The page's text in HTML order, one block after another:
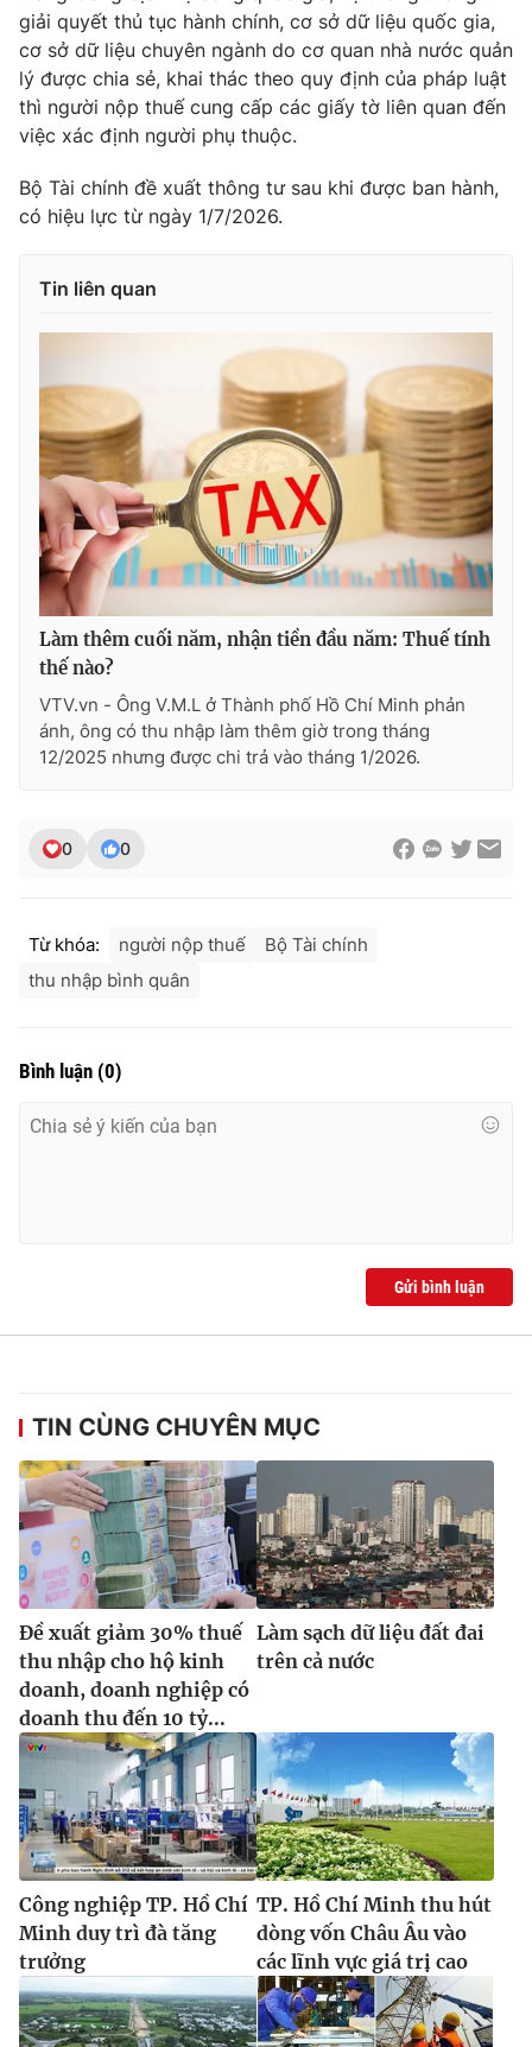
Ðiện thoại Thời báo VTV:
024.66 897 897
Email: toasoan@vtv.vn
Liên hệ quảng cáo:024-7300.7108
® Cấm sao chép dưới mọi hình thức nếu không có sự chấp
thuận bằng văn bản. Ghi rõ nguồn VTV.vn khi phát hành lại
thông tin từ website này.
giải quyết thủ tục hành chính, cơ sở dữ liệu quốc gia,
cơ sở dữ liệu chuyên ngành do cơ quan nhà nước quản
lý được chia sẻ, khai thác theo quy định của pháp luật
thì người nộp thuế cung cấp các giấy tờ liên quan đến
việc xác định người phụ thuộc.
Bộ Tài chính đề xuất thông tư sau khi được ban hành,
có hiệu lực từ ngày 1/7/2026.
Tin liên quan
Làm thêm cuối năm, nhận tiền đầu năm: Thuế tính
thế nào?
VTV.vn - Ông V.M.L ở Thành phố Hồ Chí Minh phản
ánh, ông có thu nhập làm thêm giờ trong tháng
12/2025 nhưng được chi trả vào tháng 1/2026.
0 0
Từ khóa: người nộp thuế
Bộ Tài chính
thu nhập bình quân
Bình luận (0)
Gửi bình luận
TIN CÙNG CHUYÊN MỤC
Đề xuất giảm 30% thuế
thu nhập cho hộ kinh
doanh, doanh nghiệp có
doanh thu đến 10 tỷ...
Làm sạch dữ liệu đất đai
trên cả nước
Công nghiệp TP. Hồ Chí
Minh duy trì đà tăng
trưởng
TP. Hồ Chí Minh thu hút
dòng vốn Châu Âu vào
các lĩnh vực giá trị cao